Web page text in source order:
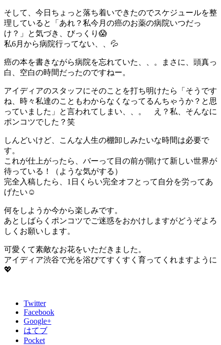
そして、今日ちょっと落ち着いできたのでスケジュールを整
理していると「あれ？私今月の癌のお薬の病院いつだっ
け？」と気づき、びっくり😱
私6月から病院行ってない、、💦
癌の本を書きながら病院を忘れていた、、。まさに、頭真っ
白、空白の時間だったのですねー。
アイディアのスタッフにそのことを打ち明けたら「そうです
ね、時々私達のこともわからなくなってるんちゃうか？と思
っていました」と言われてしまい、、。 え？私、そんなに
ポンコツでした？笑
しんどいけど、こんな人生の棚卸しみたいな時間は必要で
す。
これが仕上がったら、バーって目の前が開けて新しい世界が
待っている！（ような気がする）
完全入稿したら、1日くらい完全オフとって自分を労ってあ
げたい☺️
何をしようか今から楽しみです。
あとしばらくポンコツでご迷惑をおかけしますがどうぞよろ
しくお願いします。
可愛くて素敵なお花をいただきました。
アイディア渋谷で光を浴びてすくすく育ってくれますように
💖
Twitter
Facebook
Google+
はてブ
Pocket